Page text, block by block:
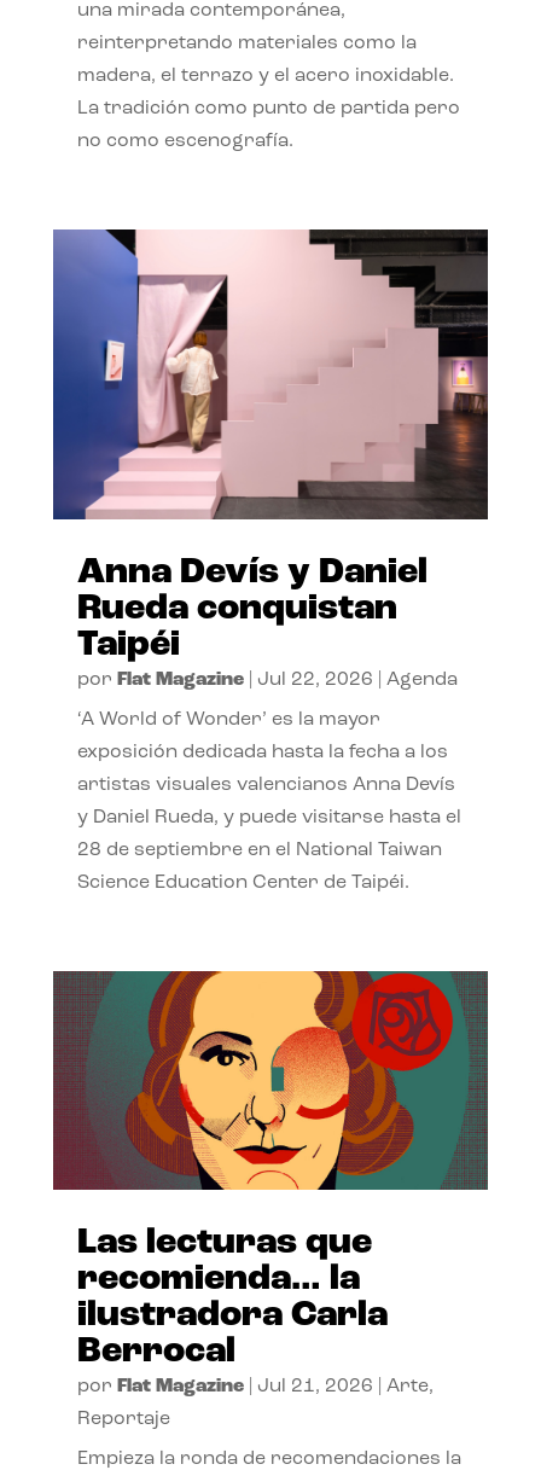
una mirada contemporánea,
reinterpretando materiales como la
madera, el terrazo y el acero inoxidable.
La tradición como punto de partida pero
no como escenografía.
Anna Devís y Daniel
Rueda conquistan
Taipéi
por Flat Magazine| Jul 22, 2026 Agenda
‘A World of Wonder’ es la mayor
exposición dedicada hasta la fecha a los
artistas visuales valencianos Anna Devís
y Daniel Rueda, y puede visitarse hasta el
28 de septiembre en el National Taiwan
Science Education Center de Taipéi.
Las lecturas que
recomienda… la
ilustradora Carla
Berrocal
por Flat Magazine| Jul 21, 2026 Arte,
Reportaje
Empieza la ronda de recomendaciones la